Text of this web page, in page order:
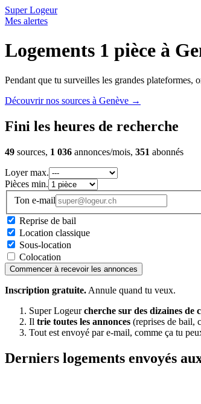
Super Logeur
Mes alertes
Logements 1 pièce à
Pendant que tu surveilles les grandes plateformes,
Découvrir nos sources à Genève →
Fini les heures de recherche
49 sources, 1 036 annonces/mois, 351 abonnés
Loyer max.
Pièces min.
Ton e-mail
Reprise de bail
Location classique
Sous-location
Colocation
Commencer à recevoir les annonces
Inscription gratuite. Annule quand tu veux.
Super Logeurcherche sur des dizaines de
Il trie toutes les annonces (reprises de bail,
Tout est envoyé par e-mail, comme ça tu
Derniers logements envoyés